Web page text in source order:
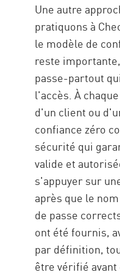
Une autre
pratiquons à
le modèle de
reste
passe-partout
l'accès. À
d'un client ou
confiance zéro
sécurité qui
valide et
s'appuyer sur
après que le
de passe
ont été fournis,
par définition,
être vérifié